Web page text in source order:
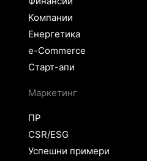
Компании
Енергетика
e-Commerce
Старт-апи
Маркетинг
ПР
CSR/ESG
Успешни примери